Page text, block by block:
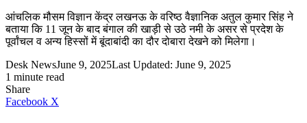
आंचलिक मौसम विज्ञान केंद्र लखनऊ के वरिष्ठ वैज्ञानिक अतुल कुमार सिंह ने
बताया कि 11 जून के बाद बंगाल की खाड़ी से उठे नमी के असर से प्रदेश के
पूर्वांचल व अन्य हिस्सों में बूंदाबांदी का दौर दोबारा देखने को मिलेगा।
Desk NewsJune 9, 2025Last Updated: June 9, 2025
1 minute read
Share
Facebook X